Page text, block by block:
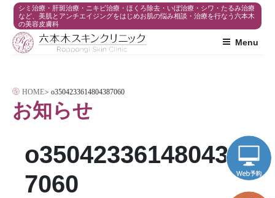
シミ治療・肝斑治療・ニキビ治療・ほくろ除去・いぼ治療・シワ・たるみ治療
など、美肌とアンチエイジングをはじめお肌の悩み相談・治療を行なう六本木
の美容皮膚科
Menu
HOME> o3504233614804387060
お知らせ
o350423361480438
7060